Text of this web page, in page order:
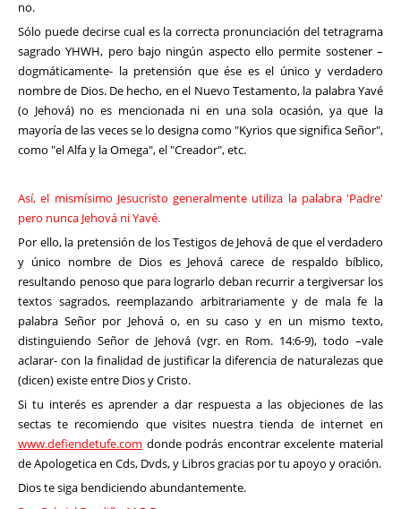
no.
Sólo puede decirse cual es la correcta pronunciación del tetragrama
sagrado YHWH, pero bajo ningún aspecto ello permite sostener –
dogmáticamente- la pretensión que ése es el único y verdadero
nombre de Dios. De hecho, en el Nuevo Testamento, la palabra Yavé
(o Jehová) no es mencionada ni en una sola ocasión, ya que la
mayoría de las veces se lo designa como "Kyrios que significa Señor",
como "el Alfa y la Omega", el "Creador", etc.
Así, el mismísimo Jesucristo generalmente utiliza la palabra 'Padre'
pero nunca Jehová ni Yavé.
Por ello, la pretensión de los Testigos de Jehová de que el verdadero
y único nombre de Dios es Jehová carece de respaldo bíblico,
resultando penoso que para lograrlo deban recurrir a tergiversar los
textos sagrados, reemplazando arbitrariamente y de mala fe la
palabra Señor por Jehová o, en su caso y en un mismo texto,
distinguiendo Señor de Jehová (vgr. en Rom. 14:6-9), todo –vale
aclarar- con la finalidad de justificar la diferencia de naturalezas que
(dicen) existe entre Dios y Cristo.
Si tu interés es aprender a dar respuesta a las objeciones de las
sectas te recomiendo que visites nuestra tienda de internet en
www.defiendetufe.com donde podrás encontrar excelente material
de Apologetica en Cds, Dvds, y Libros gracias por tu apoyo y oración.
Dios te siga bendiciendo abundantemente.